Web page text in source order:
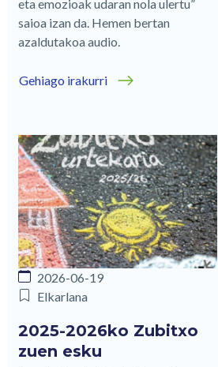
eta emozioak udaran nola ulertu”
saioa izan da. Hemen bertan
azaldutakoa audio.
Gehiago irakurri
2026-06-19
Elkarlana
2025-2026ko Zubitxo
zuen esku